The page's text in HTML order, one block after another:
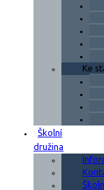
Ke
Školní
družina